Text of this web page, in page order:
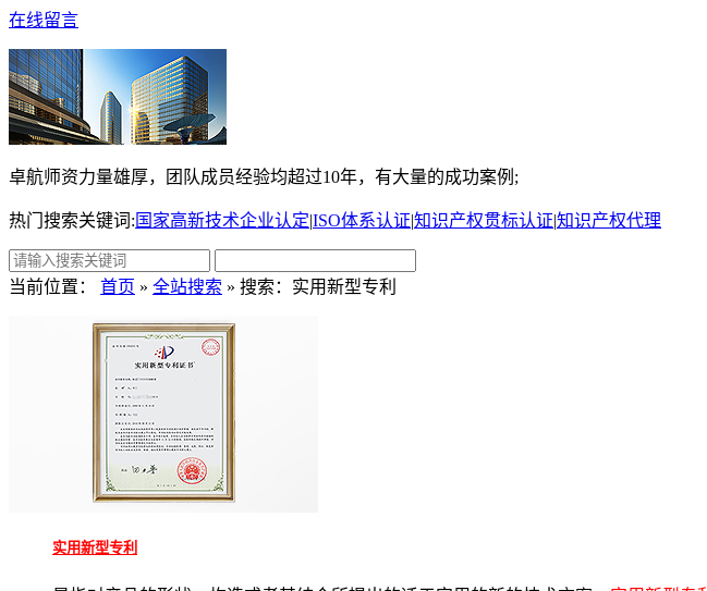
在线留言
卓航师资力量雄厚，团队成员经验均超过10年，有大量的成功案例;
热门搜索关键词: 国家高新技术企业认定|ISO体系认证|知识产权贯标认证|知识产权代理
当前位置： 首页 » 全站搜索 » 搜索：实用新型专利
实用新型专利